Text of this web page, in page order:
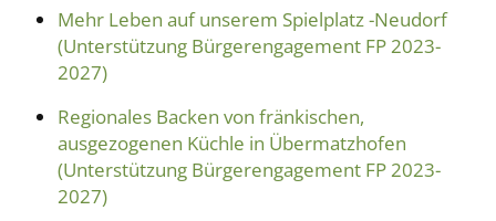
Mehr Leben auf unserem Spielplatz -Neudorf
(Unterstützung Bürgerengagement FP 2023-
2027)
Regionales Backen von fränkischen,
ausgezogenen Küchle in Übermatzhofen
(Unterstützung Bürgerengagement FP 2023-
2027)